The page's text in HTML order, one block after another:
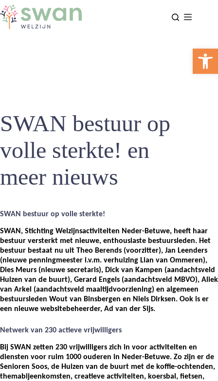
naar
de
inhoud
SWAN bestuur op
volle sterkte! en
meer nieuws
SWAN bestuur op volle sterkte!
SWAN, Stichting Welzijnsactiviteiten Neder-Betuwe, heeft haar
bestuur versterkt met nieuwe, enthousiaste bestuursleden. Het
bestuur bestaat nu uit Theo Berends (voorzitter), Jan Leenders
(nieuwe penningmeester i.v.m. verhuizing Lian van Ommeren),
Dies Meurs (nieuwe secretaris), Dick van Kampen (aandachtsveld
Huizen van de buurt), Gerard Engels (aandachtsveld MBVO), Aliek
van Arkel (aandachtsveld maaltijdvoorziening) en algemeen
bestuursleden Wout van Binsbergen en Niels Dirksen. Ook is er
een nieuwe websitebeheerder, Ad van der Sijs.
Netwerk van 230 actieve vrijwilligers
Bij SWAN zetten 230 vrijwilligers zich in voor activiteiten en
diensten voor ruim 1000 ouderen in Neder-Betuwe. Zo zijn er de
Senioren Soos, de Huizen van de buurt met de koffie-ochtenden,
themabijeenkomsten, creatieve activiteiten, koersbal, fietsen,